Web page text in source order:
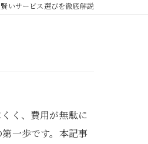
いサービス選びを徹底解説
く、費用が無駄に
一歩です。本記事